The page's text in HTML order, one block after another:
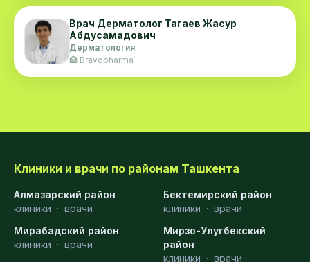
Врач Дерматолог Тагаев Жасур
Абдусамадович
Дерматология
🏥 Bravopharma
Клиники и врачи по районам Ташкента
Алмазарский район
клиники · врачи
Бектемирский район
клиники · врачи
Мирабадский район
клиники · врачи
Мирзо-Улугбекский
район
клиники · врачи